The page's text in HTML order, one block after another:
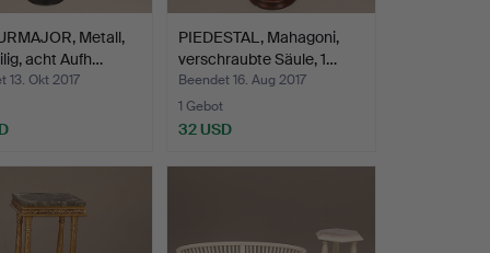
Metall,
acht Aufh…
13. Okt 2017
PIEDESTAL, Mahagoni,
verschraubte Säule, 1…
Beendet 16. Aug 2017
1 Gebot
32 USD